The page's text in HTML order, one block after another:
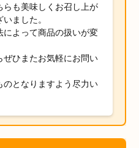
らも美味しくお召し上が
ました。
よって商品の扱いが変
ぜひまたお気軽にお問い
のとなりますよう尽力い